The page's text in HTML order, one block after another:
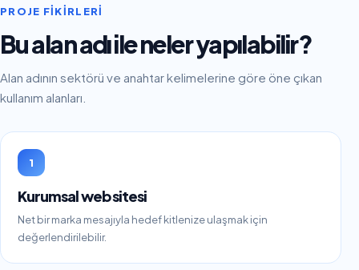
PROJE FIKIRLERI
Bu alan adı ile neler yapılabilir?
Alan adının sektörü ve anahtar kelimelerine göre öne çıkan
kullanım alanları.
1
Kurumsal web sitesi
Net bir marka mesajıyla hedef kitlenize ulaşmak için
değerlendirilebilir.